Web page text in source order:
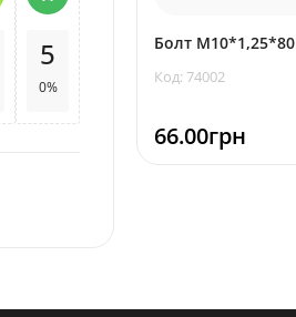
5
0%
Болт М10*1,25*80
Код: 74002
66.00грн